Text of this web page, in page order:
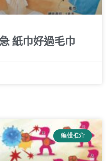
紙巾好過毛巾
編輯推介